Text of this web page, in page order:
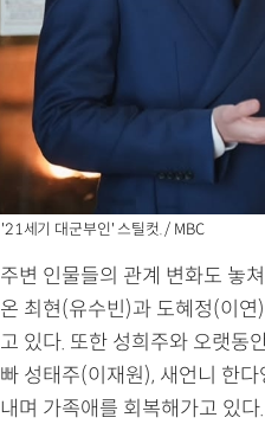
'21세기 대군부인' 스틸컷. / MBC
주변 인물들의 관계 변화도 놓
온 최현(유수빈)과 도혜정(이
고 있다. 또한 성희주와 오랫동
빠 성태주(이재원), 새언니 한
내며 가족애를 회복해가고 있